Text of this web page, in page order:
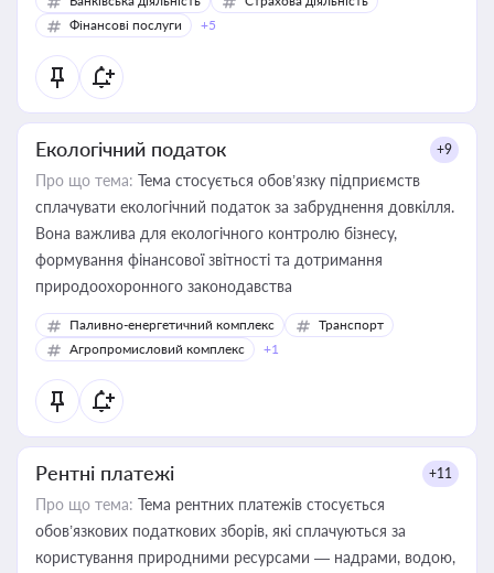
Фінансові послуги
+5
Екологічний податок +9
Про що тема: Тема стосується обов’язку підприємств
сплачувати екологічний податок за забруднення довкілля.
Вона важлива для екологічного контролю бізнесу,
формування фінансової звітності та дотримання
природоохоронного законодавства
Паливно-енергетичний комплекс
Транспорт
Агропромисловий комплекс
+1
Рентні платежі +11
Про що тема: Тема рентних платежів стосується
обов’язкових податкових зборів, які сплачуються за
користування природними ресурсами — надрами, водою,